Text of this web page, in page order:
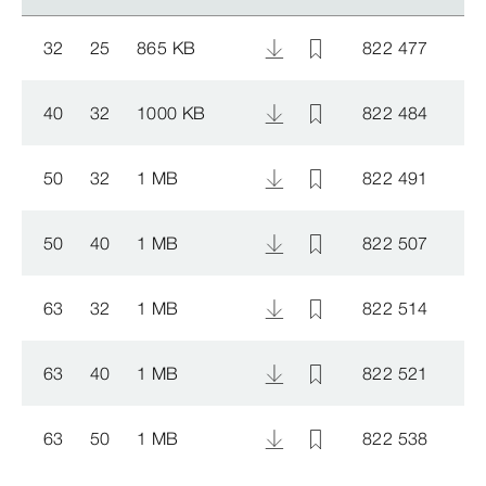
32 25 865 KB 822 477
40 32 1000 KB 822 484
50 32 1 MB 822 491
50 40 1 MB 822 507
63 32 1 MB 822 514
63 40 1 MB 822 521
63 50 1 MB 822 538